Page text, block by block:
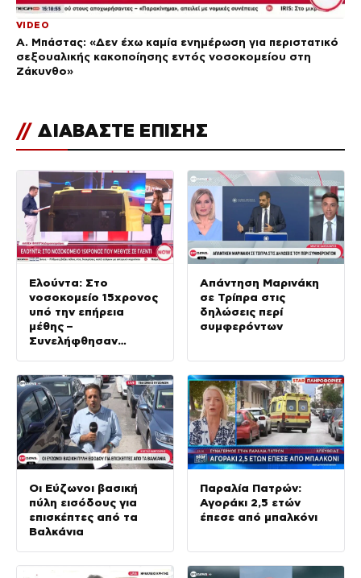
VIDEO
Α. Μπάστας: «Δεν έχω καμία ενημέρωση για περιστατικό
σεξουαλικής κακοποίησης εντός νοσοκομείου στη
Ζάκυνθο»
// ΔΙΑΒΑΣΤΕ ΕΠΙΣΗΣ
Ελούντα: Στο
νοσοκομείο 15χρονος
υπό την επήρεια
μέθης –
Συνελήφθησαν
Απάντηση Μαρινάκη
σε Τρίπρα στις
δηλώσεις περί
συμφερόντων
Οι Εύζωνοι βασική
πύλη εισόδους για
επισκέπτες από τα
Βαλκάνια
Παραλία Πατρών:
Αγοράκι 2,5 ετών
έπεσε από μπαλκόνι